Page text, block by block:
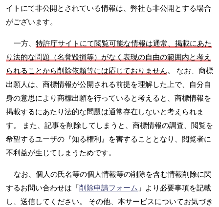
イトにて非公開とされている情報は、弊社も非公開とする場合
がございます。
一方、 特許庁サイトにて閲覧可能な情報は通常、掲載にあた
り法的な問題（名誉毀損等）がなく表現の自由の範囲内と考え
られることから削除依頼等には応じておりません。 なお、商標
出願人は、商標情報が公開される前提を理解した上で、自分自
身の意思により商標出願を行っていると考えると、商標情報を
掲載するにあたり法的な問題は通常存在しないと考えられま
す。 また、記事を削除してしまうと、商標情報の調査、閲覧を
希望するユーザの『知る権利』を害することとなり、閲覧者に
不利益が生じてしまうためです。
なお、個人の氏名等の個人情報等の削除を含む情報削除に関
するお問い合わせは「削除申請フォーム 」より必要事項を記載
し、送信してください。 その他、本サービスについてお気づき